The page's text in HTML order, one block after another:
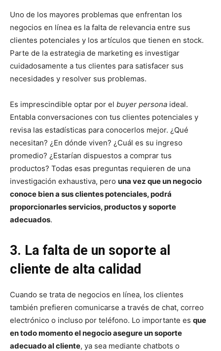
Uno de los mayores problemas que enfrentan los
negocios en línea es la falta de relevancia entre sus
clientes potenciales y los artículos que tienen en stock.
Parte de la estrategia de marketing es investigar
cuidadosamente a tus clientes para satisfacer sus
necesidades y resolver sus problemas.
Es imprescindible optar por el buyer persona ideal.
Entabla conversaciones con tus clientes potenciales y
revisa las estadísticas para conocerlos mejor. ¿Qué
necesitan? ¿En dónde viven? ¿Cuál es su ingreso
promedio? ¿Estarían dispuestos a comprar tus
productos? Todas esas preguntas requieren de una
investigación exhaustiva, pero una vez que un negocio
conoce bien a sus clientes potenciales, podrá
proporcionarles servicios, productos y soporte
adecuados.
3. La falta de un soporte al
cliente de alta calidad
Cuando se trata de negocios en línea, los clientes
también prefieren comunicarse a través de chat, correo
electrónico o incluso por teléfono. Lo importante es que
en todo momento el negocio asegure un soporte
adecuado al cliente, ya sea mediante chatbots o